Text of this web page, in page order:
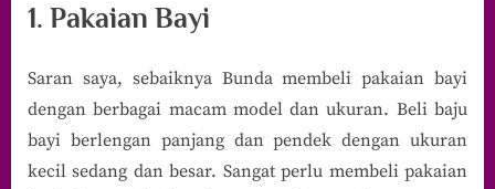
1. Pakaian Bayi
Saran saya, sebaiknya Bunda membeli pakaian bayi
dengan berbagai macam model dan ukuran. Beli baju
bayi berlengan panjang dan pendek dengan ukuran
kecil sedang dan besar. Sangat perlu membeli pakaian